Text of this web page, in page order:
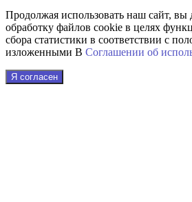
Продолжая использовать наш сайт, вы
обработку файлов cookie в целях
сбора статистики в соответствии с
изложенными В Соглашении об
Я согласен